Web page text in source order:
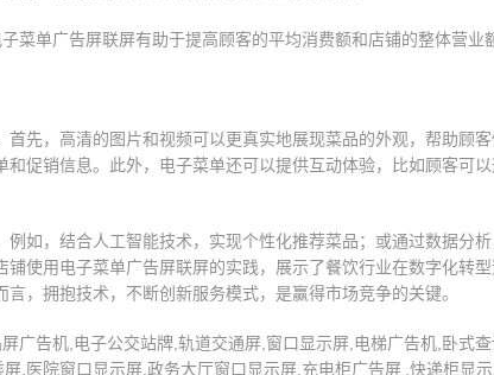
单广告屏联屏有助于提高顾客的平均消费额和店铺的整体营业
先，高清的图片和视频可以更真实地展现菜品的外观，帮助顾
促销信息。此外，电子菜单还可以提供互动体验，比如顾客可
如，结合人工智能技术，实现个性化推荐菜品；或通过数据分析
使用电子菜单广告屏联屏的实践，展示了餐饮行业在数字化转
，拥抱技术，不断创新服务模式，是赢得市场竞争的关键。
广告机,电子公交站牌,轨道交通屏,窗口显示屏,电梯广告机,卧式
,医院窗口显示屏,政务大厅窗口显示屏,充电柜广告屏 ,快递柜显